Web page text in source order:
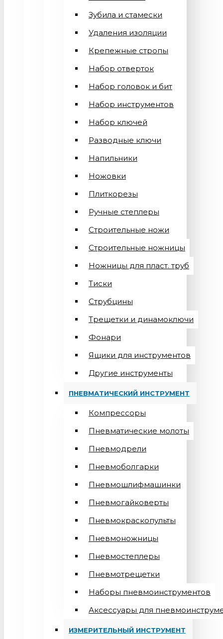
Зубила и стамески
Удаления изоляции
Крепежные стропы
Набор отверток
Набор головок и бит
Набор инструментов
Набор ключей
Разводные ключи
Напильники
Ножовки
Плиткорезы
Ручные степлеры
Строительные ножи
Строительные ножницы
Ножницы для пласт. труб
Тиски
Струбцины
Трещетки и динамоключи
Фонари
Ящики для инструментов
Другие инструменты
ПНЕВМАТИЧЕСКИЙ ИНСТРУМЕНТ
Компрессоры
Пневматические молоты
Пневмодрели
Пневмоболгарки
Пневмошлифмашинки
Пневмогайковерты
Пневмокраскопульты
Пневмоножницы
Пневмостеплеры
Пневмотрещетки
Наборы пневмоинструментов
Аксессуары для
ИЗМЕРИТЕЛЬНЫЙ ИНСТРУМЕНТ